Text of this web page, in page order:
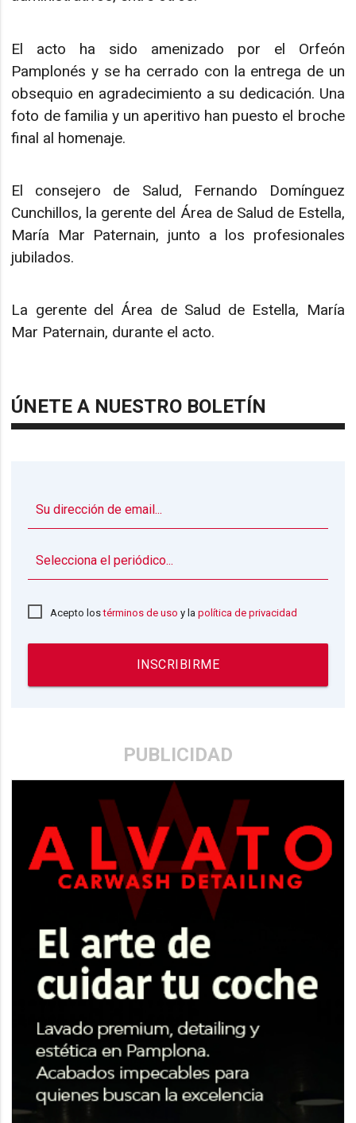
El acto ha sido amenizado por el Orfeón
Pamplonés y se ha cerrado con la entrega de un
obsequio en agradecimiento a su dedicación. Una
foto de familia y un aperitivo han puesto el broche
final al homenaje.
El consejero de Salud, Fernando Domínguez
Cunchillos, la gerente del Área de Salud de Estella,
María Mar Paternain, junto a los profesionales
jubilados.
La gerente del Área de Salud de Estella, María
Mar Paternain, durante el acto.
ÚNETE A NUESTRO BOLETÍN
Acepto lostérminos de uso y lapolítica de privacidad
INSCRIBIRME
PUBLICIDAD